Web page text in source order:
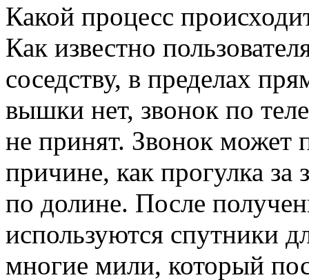
Какой процесс
Как известно
соседству, в пределах
вышки нет, звонок по
не принят. Звонок может
причине, как прогулка
по долине. После
используются спутники
многие мили, который